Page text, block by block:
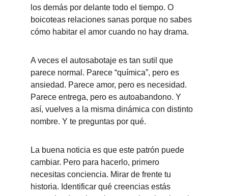
los demás por delante todo el tiempo. O
boicoteas relaciones sanas porque no sabes
cómo habitar el amor cuando no hay drama.
A veces el autosabotaje es tan sutil que
parece normal. Parece “química”, pero es
ansiedad. Parece amor, pero es necesidad.
Parece entrega, pero es autoabandono. Y
así, vuelves a la misma dinámica con distinto
nombre. Y te preguntas por qué.
La buena noticia es que este patrón puede
cambiar. Pero para hacerlo, primero
necesitas conciencia. Mirar de frente tu
historia. Identificar qué creencias estás